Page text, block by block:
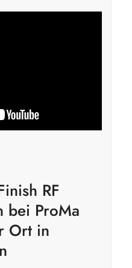
RF
bei ProMa
Ort in